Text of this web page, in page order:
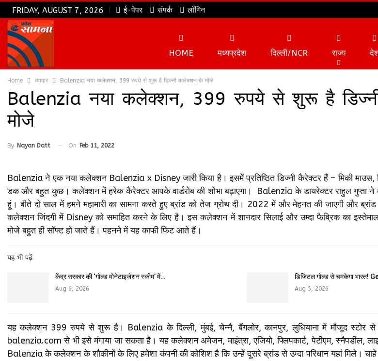
FRIDAY, AUGUST 7, 2026 ई-पेपर संपर्क लॉगिन
HOME मध्यप्रदेश दिल्ली/NCR राज्य
व्यापार
Home व्यापार Balenzia नया कलेक्‍शन, 399 रुपये से शुरू है डिज्‍नी कलेक्‍शन के मोजे
Balenzia नया कलेक्‍शन, 399 रुपये से शुरू है
मोजे
By Nayan Datt On Feb 11, 2022
Balenzia ने एक नया कलेक्‍शन Balenzia x Disney जारी किया है। इसमें प्रतिष्ठित डिज्नी कैरेक्‍टर हैं – मिकी माउस,
डक और बहुत कुछ। कलेक्‍शन में हरेक कैरेक्‍टर आपके वार्डरोब की शोभा बढ़ाएगा। Balenzia के डायरेक्‍टर राहुल गुप्‍ता
हूं। बीते दो साल में हमने महामारी का सामना करते हुए ब्रांड को तेज ग्रोथ दी। 2022 में और मेहनत की जाएगी और ब्रांड
कलेक्‍शन जिंदगी में Disney को समाहित करने के लिए है। इस कलेक्‍शन में शानदार सिलाई और उम्‍दा फैब्रिक का इस्‍तेमाल
मोजे बहुत ही सॉफ्ट हो जाते हैं। पहनने में यह काफी फिट आते हैं।
यह भी पढ़ें
केंद्र सरकार की ‘गोल्ड मोनेटाइजेशन स्कीम’ में…
Aug 6, 2026
डिजिटल गोल्ड से चमकेगा भारत!
Aug 5, 2026
यह कलेक्‍शन 399 रुपये से शुरू है। Balenzia के दिल्‍ली, मुंबई, चेन्‍नै, बैंगलोर, कानपुर, लुधियाना में मौजूद स्‍टोर
balenzia.com से भी इसे मंगाया जा सकता है। यह कलेक्‍शन अमेजन, माइंत्रा, एजियो, फ्लिपकार्ट, पेटीएम, स्‍नैपडील,
Balenzia के कलेक्‍शन के शौकीनों के लिए हमेशा कंपनी की कोशिश है कि उन्‍हें दूसरे ब्रांड से उम्‍दा परिधान यहां मिले। चाहे